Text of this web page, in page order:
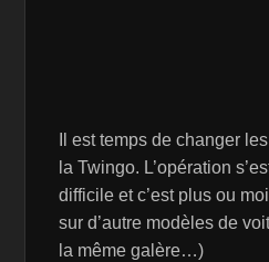
Il est temps de changer
la Twingo. L’opération
difficile et c’est plus ou
sur d’autre modèles de
la même galère…)